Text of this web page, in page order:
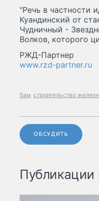
"Речь в частности
Куандинский от
Чудничный -
Волков, которого
РЖД-Партнер
www.rzd-partner.ru
бам строительство
ОБСУДИТЬ
Публикации